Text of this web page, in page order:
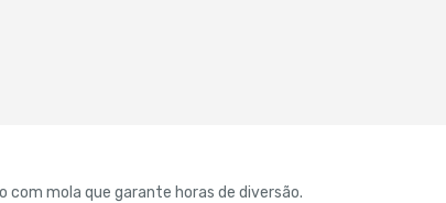
com mola que garante horas de diversão.